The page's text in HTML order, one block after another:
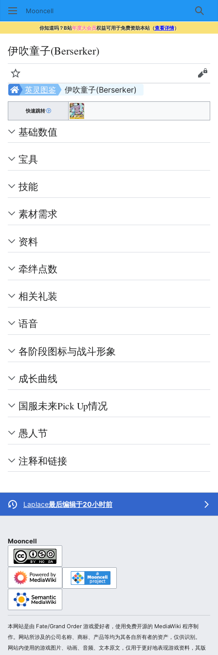
Mooncell 搜索
你知道吗？B站年度大会员权益可用于免费资助本站（查看详情）
伊吹童子(Berserker)
监视 查看
伊吹童子(Berserker)
英灵图鉴
快速跳转
基础数值
宝具
技能
素材需求
资料
牵绊点数
相关礼装
语音
各阶段图标与战斗形象
成长曲线
国服未来Pick Up情况
愚人节
注释和链接
Laplace最后编辑于20小时前
Mooncell
本网站是由 Fate/Grand Order 游戏爱好者，使用免费开源的 MediaWiki 程序制
作。网站所涉及的公司名称、商标、产品等均为其各自所有者的资产，仅供识别。
网站内使用的游戏图片、动画、音频、文本原文，仅用于更好地表现游戏资料，其版